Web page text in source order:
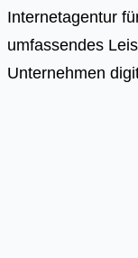
Internetagentur
umfassendes
Unternehmen